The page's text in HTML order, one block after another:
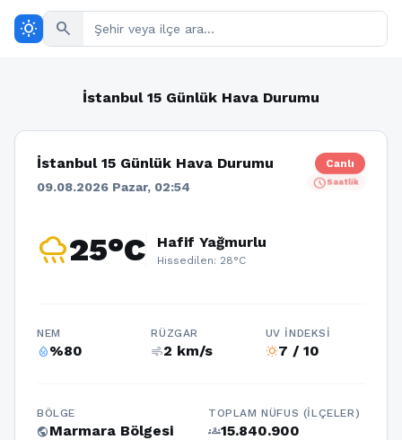
wb_sunny search
İstanbul 15 Günlük Hava Durumu
İstanbul 15 Günlük Hava Durumu
09.08.2026 Pazar, 02:54
Canlı
scheduleSaatlik
rainy25°C Hafif Yağmurlu
Hissedilen: 28°C
NEM
humidity_percentage%80
RÜZGAR
air2 km/s
UV İNDEKSI
wb_sunny7 / 10
BÖLGE
publicMarmara Bölgesi
TOPLAM NÜFUS (İLÇELER)
groups15.840.900